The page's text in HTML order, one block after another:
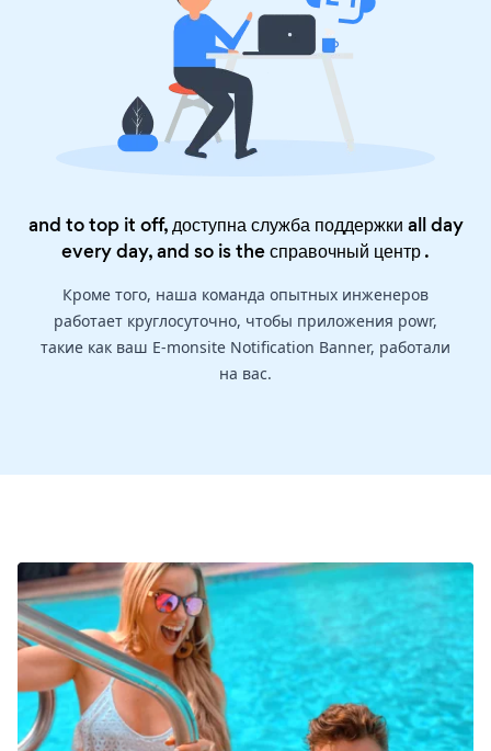
and to top it off, доступна служба поддержки all day
every day, and so is theсправочный центр.
Кроме того, наша команда опытных инженеров
работает круглосуточно, чтобы приложения powr,
такие как ваш E-monsite Notification Banner, работали
на вас.